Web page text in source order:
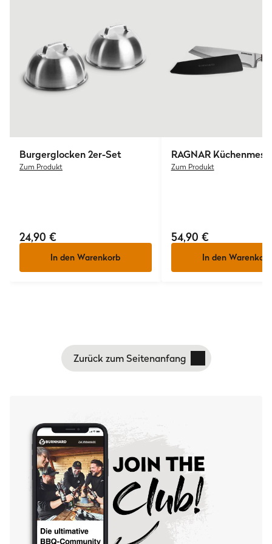
www.burnhard.com/de
Burgerglocken 2er-Set
Zum Produkt
24,90 €
In den Warenkorb
RAGNAR
Zum Produkt
54,90 €
In den Warenkorb
Zurück zum Seitenanfang